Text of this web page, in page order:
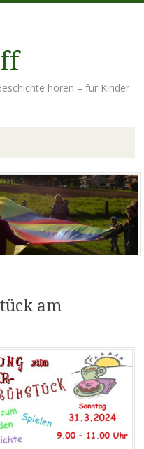
hören – für Kinder
am